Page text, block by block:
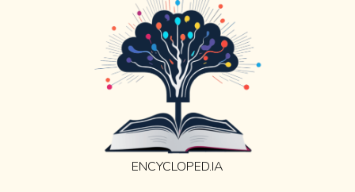
ENCYCLOPED.IA